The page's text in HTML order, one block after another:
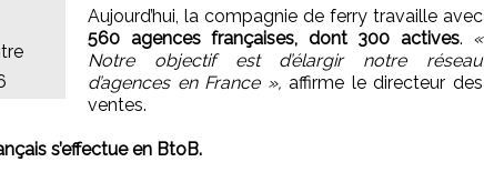
Aujourd’hui, la compagnie de ferry travaille avec
560 agences françaises, dont 300 actives. «
Notre objectif est d’élargir notre réseau
d’agences en France », affirme le directeur des
ventes.
s’effectue en BtoB.